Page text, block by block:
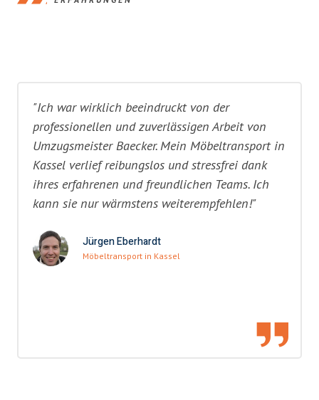
"Ich war wirklich beeindruckt von der
professionellen und zuverlässigen Arbeit von
Umzugsmeister Baecker. Mein Möbeltransport in
Kassel verlief reibungslos und stressfrei dank
ihres erfahrenen und freundlichen Teams. Ich
kann sie nur wärmstens weiterempfehlen!"
Jürgen Eberhardt
Möbeltransport in Kassel